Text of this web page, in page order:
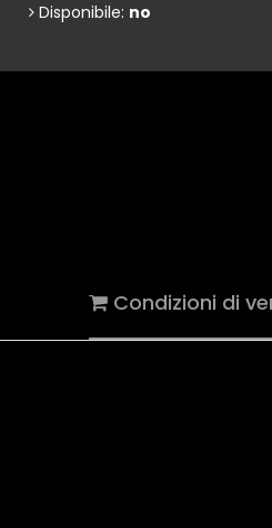
Disponibile: no
Condizioni di